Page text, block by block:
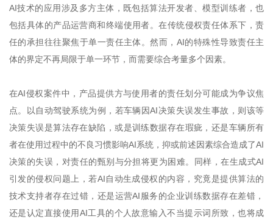
AI技术的应用涉及多方主体，既包括算法开发者、模型训练者，也
包括具体的产品运营商和终端使用者。在传统侵权责任体系下，责
任的承担往往聚焦于单一责任主体。然而，AI的特殊性导致责任主
体的界定不再局限于单一环节，而需要综合考量多个因素。
在AI侵权案件中，产品提供方与使用者的责任划分可能成为争议焦
点。以自动驾驶系统为例，若车辆因AI决策失误发生事故，则该等
决策失误是算法存在缺陷，或是训练数据存在瑕疵，还是车辆所有
者在使用过程中的不良习惯影响AI系统，抑或前述因素综合造成了AI
决策的失误，对责任的甄别与分担将更为困难。同样，在生成式AI
引发的侵权问题上，若AI自动生成侵权的内容，究竟是提供算法的
技术支持者存在过错，还是运营AI服务的企业训练数据存在差错，
还是认定直接使用AI工具的个人故意输入不当提示词所致，也将成